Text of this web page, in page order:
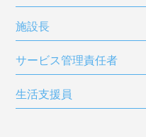
施設長
サービス管理責任者
生活支援員